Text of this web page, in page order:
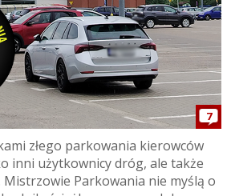
7
złego parkowania kierowców
inni użytkownicy dróg, ale także
Mistrzowie Parkowania nie myślą o